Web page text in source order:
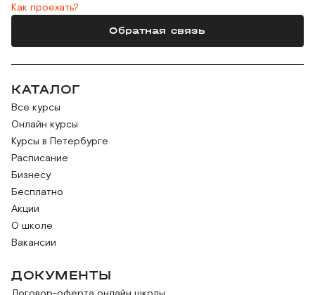
Как проехать?
Обратная связь
КАТАЛОГ
Все курсы
Онлайн курсы
Курсы в Петербурге
Расписание
Бизнесу
Бесплатно
Акции
О школе
Вакансии
ДОКУМЕНТЫ